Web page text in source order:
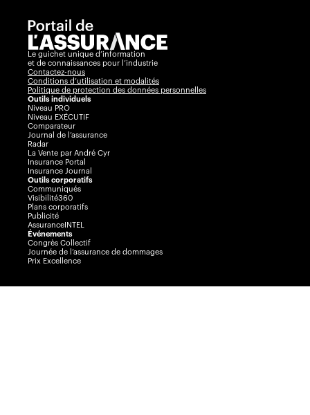
Le guichet unique d’information
et de connaissances pour l’industrie
Contactez-nous
Conditions d’utilisation et modalités
Politique de protection des données personnelles
Outils individuels
Niveau PRO
Niveau EXÉCUTIF
Comparateur
Journal de l’assurance
Radar
La Vente par André Cyr
Insurance Portal
Insurance Journal
Outils corporatifs
Communiqués
Visibilité360
Plans corporatifs
Publicité
AssuranceINTEL
Événements
Congrès Collectif
Journée de l’assurance de dommages
Prix Excellence